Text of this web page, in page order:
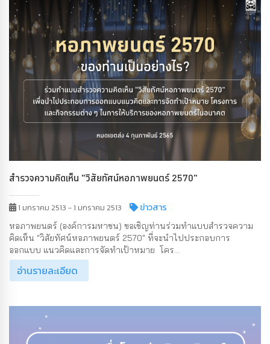
สำรวจความคิดเห็น "วิสัยทัศน์หอภาพยนตร์ 2570"
1 มกราคม 2513 - 1 มกราคม 2513 ข่าวสาร
หอภาพยนตร์ (องค์การมหาชน) ขอเชิญท่านร่วมทำแบบสำรวจความ
คิดเห็น "วิสัยทัศน์หอภาพยนตร์ 2570" ที่จะนำไปประกอบการ
ออกแบบ แนวคิดและการจัดทำเป้าหมาย โคร...
อ่านรายละเอียด